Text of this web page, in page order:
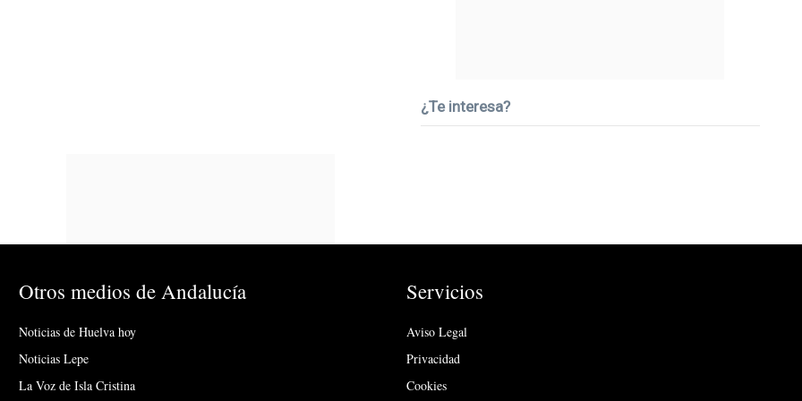
¿Te interesa?
Otros medios de Andalucía
Noticias de Huelva hoy
Noticias Lepe
La Voz de Isla Cristina
Servicios
Aviso Legal
Privacidad
Cookies